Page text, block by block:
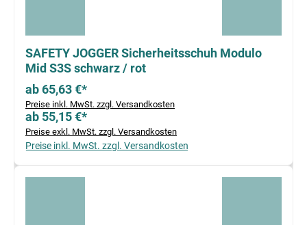
SAFETY JOGGER Sicherheitsschuh Modulo
Mid S3S schwarz / rot
ab 65,63 €*
Preise inkl. MwSt. zzgl. Versandkosten
ab 55,15 €*
Preise exkl. MwSt. zzgl. Versandkosten
Preise inkl. MwSt. zzgl. Versandkosten